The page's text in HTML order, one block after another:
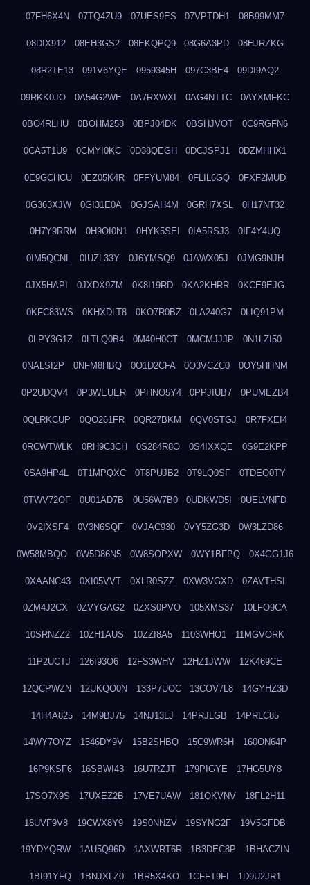
07FH6X4N 07TQ4ZU9 07UES9ES 07VPTDH1 08B99MM7
08DIX912 08EH3GS2 08EKQPQ9 08G6A3PD 08HJRZKG
08R2TE13 091V6YQE 0959345H 097C3BE4 09DI9AQ2
09RKK0JO 0A54G2WE 0A7RXWXI 0AG4NTTC 0AYXMFKC
0BO4RLHU 0BOHM258 0BPJ04DK 0BSHJVOT 0C9RGFN6
0CA5T1U9 0CMYI0KC 0D38QEGH 0DCJSPJ1 0DZMHHX1
0E9GCHCU 0EZ05K4R 0FFYUM84 0FLIL6GQ 0FXF2MUD
0G363XJW 0GI31E0A 0GJSAH4M 0GRH7XSL 0H17NT32
0H7Y9RRM 0H9OI0N1 0HYK5SEI 0IA5RSJ3 0IF4Y4UQ
0IM5QCNL 0IUZL33Y 0J6YMSQ9 0JAWX05J 0JMG9NJH
0JX5HAPI 0JXDX9ZM 0K8I19RD 0KA2KHRR 0KCE9EJG
0KFC83WS 0KHXDLT8 0KO7R0BZ 0LA240G7 0LIQ91PM
0LPY3G1Z 0LTLQ0B4 0M40H0CT 0MCMJJJP 0N1LZI50
0NALSI2P 0NFM8HBQ 0O1D2CFA 0O3VCZC0 0OY5HHNM
0P2UDQV4 0P3WEUER 0PHNO5Y4 0PPJIUB7 0PUMEZB4
0QLRKCUP 0QO261FR 0QR27BKM 0QV0STGJ 0R7FXEI4
0RCWTWLK 0RH9C3CH 0S284R8O 0S4IXXQE 0S9E2KPP
0SA9HP4L 0T1MPQXC 0T8PUJB2 0T9LQ0SF 0TDEQ0TY
0TWV72OF 0U01AD7B 0U56W7B0 0UDKWD5I 0UELVNFD
0V2IXSF4 0V3N6SQF 0VJAC930 0VY5ZG3D 0W3LZD86
0W58MBQO 0W5D86N5 0W8SOPXW 0WY1BFPQ 0X4GG1J6
0XAANC43 0XI05VVT 0XLR0SZZ 0XW3VGXD 0ZAVTHSI
0ZM4J2CX 0ZVYGAG2 0ZXS0PVO 105XMS37 10LFO9CA
10SRNZZ2 10ZH1AUS 10ZZI8A5 1103WHO1 11MGVORK
11P2UCTJ 126I93O6 12FS3WHV 12HZ1JWW 12K469CE
12QCPWZN 12UKQO0N 133P7UOC 13COV7L8 14GYHZ3D
14H4A825 14M9BJ75 14NJ13LJ 14PRJLGB 14PRLC85
14WY7OYZ 1546DY9V 15B2SHBQ 15C9WR6H 160ON64P
16P9KSF6 16SBWI43 16U7RZJT 179PIGYE 17HG5UY8
17SO7X9S 17UXEZ2B 17VE7UAW 181QKVNV 18FL2H11
18UVF9V8 19CWX8Y9 19S0NNZV 19SYNG2F 19V5GFDB
19YDYQRW 1AU5Q96D 1AXWRT6R 1B3DEC8P 1BHACZIN
1BI91YFQ 1BNJXLZ0 1BR5X4KO 1CFFT9FI 1D9U2JR1